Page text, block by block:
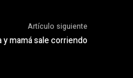
Artículo siguiente
y mamá sale corriendo